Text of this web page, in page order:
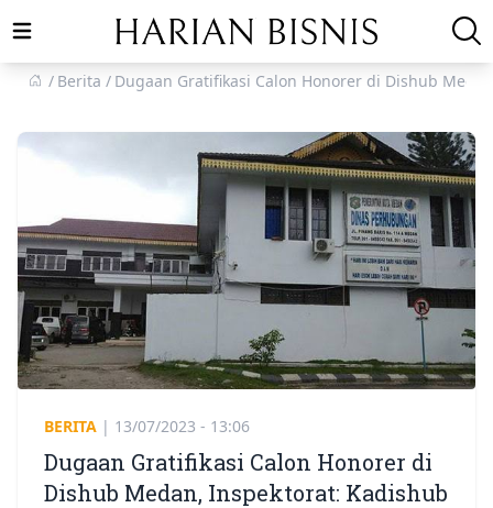
Open main menu
Berita
Dugaan Gratifikasi Calon Honorer di Dishub
BERITA | 13/07/2023 - 13:06
Dugaan Gratifikasi Calon Honorer di
Dishub Medan, Inspektorat: Kadishub